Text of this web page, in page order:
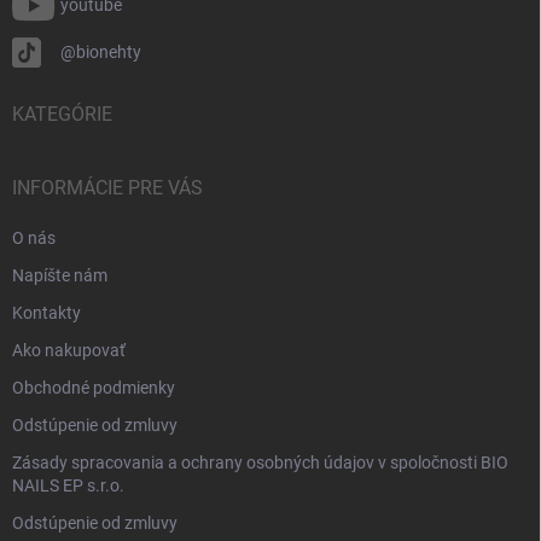
youtube
@bionehty
KATEGÓRIE
INFORMÁCIE PRE VÁS
O nás
Napíšte nám
Kontakty
Ako nakupovať
Obchodné podmienky
Odstúpenie od zmluvy
Zásady spracovania a ochrany osobných údajov v spoločnosti BIO
NAILS EP s.r.o.
Odstúpenie od zmluvy